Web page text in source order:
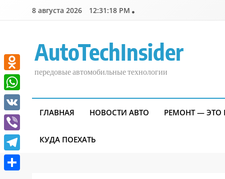
8 августа 2026 12:31:19 PM
AutoTechInsider
передовые автомобильные технологии
ГЛАВНАЯ НОВОСТИ АВТО РЕМОНТ — ЭТО
КУДА ПОЕХАТЬ
Odnoklassniki
WhatsApp
VK
Viber
Telegram